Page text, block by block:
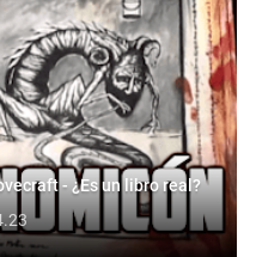
- ¿Es un libro real?